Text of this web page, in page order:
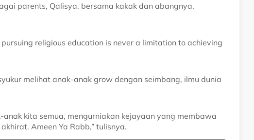
parents, Qalisya, bersama kakak dan abangnya,
religious education is never a limitation to achieving
melihat anak-anak grow dengan seimbang, ilmu dunia
kita semua, mengurniakan kejayaan yang membawa
Ameen Ya Rabb,” tulisnya.